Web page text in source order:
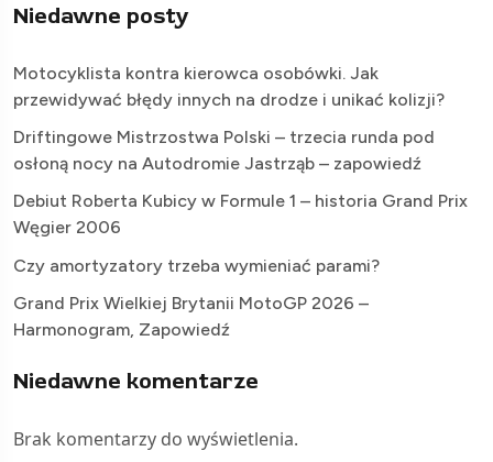
Niedawne posty
Motocyklista kontra kierowca osobówki. Jak
przewidywać błędy innych na drodze i unikać kolizji?
Driftingowe Mistrzostwa Polski – trzecia runda pod
osłoną nocy na Autodromie Jastrząb – zapowiedź
Debiut Roberta Kubicy w Formule 1 – historia Grand Prix
Węgier 2006
Czy amortyzatory trzeba wymieniać parami?
Grand Prix Wielkiej Brytanii MotoGP 2026 –
Harmonogram, Zapowiedź
Niedawne komentarze
Brak komentarzy do wyświetlenia.